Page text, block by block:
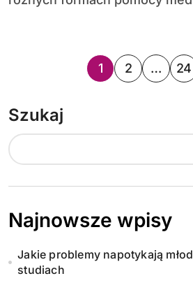
S
n
i
o
1 2 … 24
Szukaj
Najnowsze wpisy
Jakie problemy napotykają
studiach